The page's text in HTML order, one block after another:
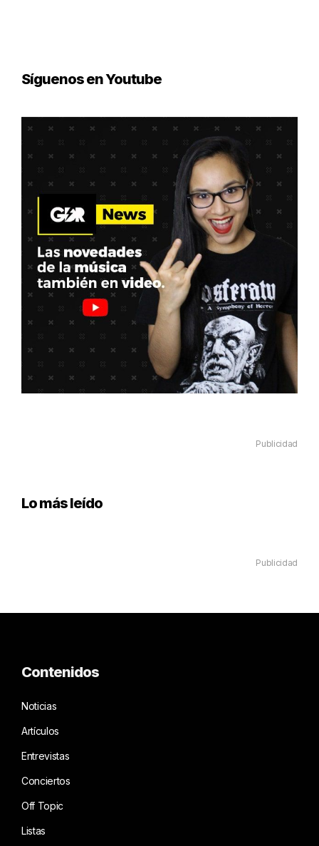
Síguenos en Youtube
Publicidad
Lo más leído
Publicidad
Contenidos
Noticias
Artículos
Entrevistas
Conciertos
Off Topic
Listas